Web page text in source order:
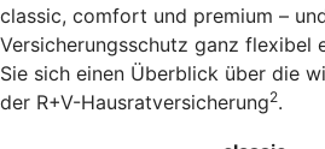
classic, comfort und premium –
Versicherungsschutz ganz flexibel
Sie sich einen Überblick über die
der R+V-Hausratversicherung2.